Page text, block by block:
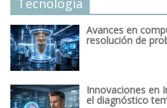
Tecnología
Avances en
resolución de
Innovaciones en
el diagnóstico